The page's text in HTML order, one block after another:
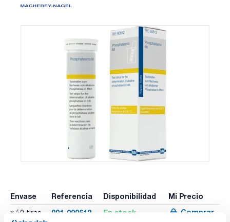
Envase Referencia Disponibilidad Mi Precio
x 50 tiras 001-090612 En stock Comprar